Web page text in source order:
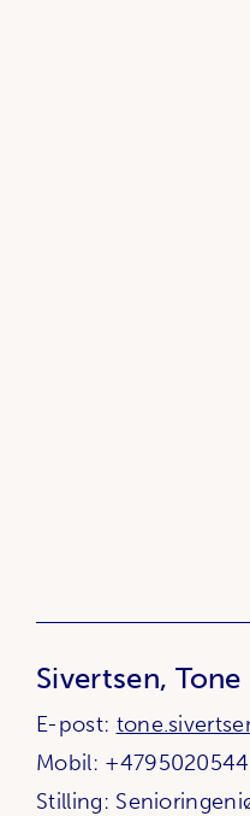
Sivertsen, Tone
E-post:
Mobil: +4795020544
Stilling: